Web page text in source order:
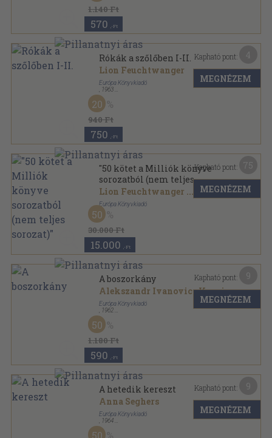
1.140 Ft
570 ,-Ft
Rókák a szőlőben I-II.
Lion Feuchtwanger
Európa Könyvkiadó
1963
Könyvkötői kötés
Milliók könyve sorozat
940 Ft
20
750 ,-Ft
Kapható pont:
MEGNÉZEM
"50 kötet a Milliók könyve
sorozatból (nem teljes
sorozat)"
Lion Feuchtwanger ...
Európa Könyvkiadó
Vászon
Milliók könyve sorozat
30.000 Ft
50
15.000 ,-Ft
Kapható pont:
MEGNÉZEM
A boszorkány
Alekszandr Ivanovics Kuprin
Európa Könyvkiadó
1962
Vászon
Milliók könyve sorozat
1.180 Ft
50
590 ,-Ft
Kapható pont:
MEGNÉZEM
A hetedik kereszt
Anna Seghers
Európa Könyvkiadó
1964
Vászon
Milliók könyve sorozat
50
Kapható pont:
MEGNÉZEM